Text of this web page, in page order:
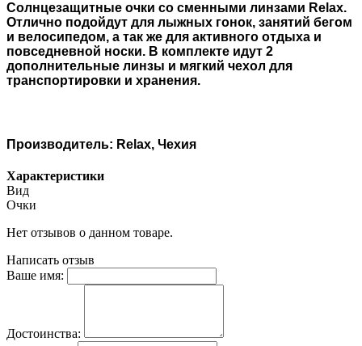
Солнцезащитные очки со сменными линзами Relax.
Отлично подойдут для лыжных гонок, занятий бегом
и велосипедом, а так же для активного отдыха и
повседневной носки. В комплекте идут 2
дополнительные линзы и мягкий чехол для
транспортировки и хранения.
Производитель: Relax, Чехия
Характеристики
Вид
Очки
Нет отзывов о данном товаре.
Написать отзыв
Ваше имя:
Достоинства: